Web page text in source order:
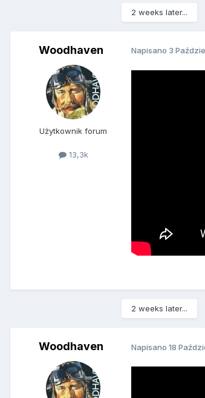
2 weeks later...
Woodhaven
Użytkownik forum
13,3k
Napisano 3
2 weeks later...
Woodhaven Napisano 18